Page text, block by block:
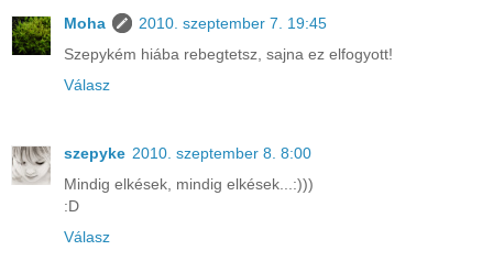
Moha
2010. szeptember 7. 19:45
Szepykém hiába rebegtetsz, sajna ez elfogyott!
Válasz
szepyke 2010. szeptember 8. 8:00
Mindig elkések, mindig elkések...:)))
:D
Válasz